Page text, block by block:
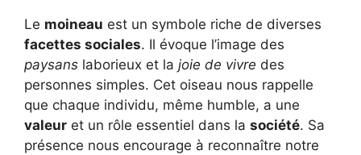
Le moineau est un symbole riche de diverses
facettes sociales. Il évoque l’image des
paysans laborieux et la joie de vivre des
personnes simples. Cet oiseau nous rappelle
que chaque individu, même humble, a une
valeur et un rôle essentiel dans la société. Sa
présence nous encourage à reconnaître notre